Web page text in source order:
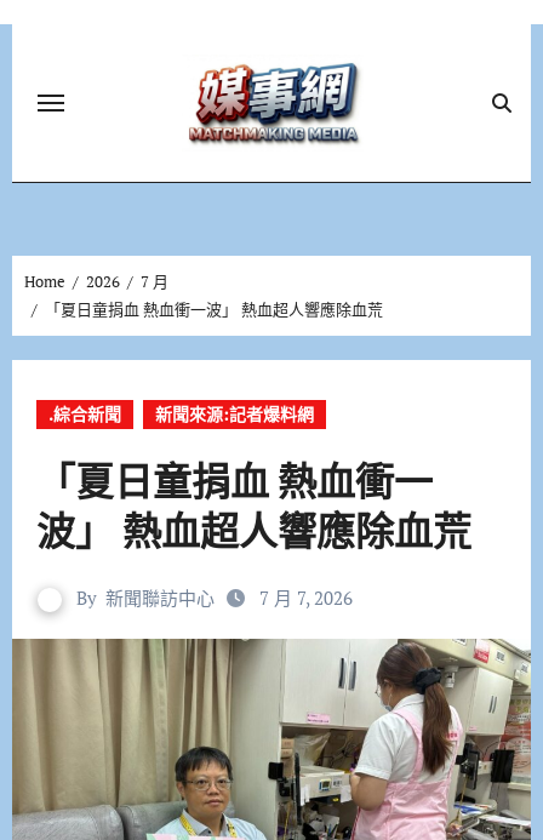
Home 2026
7 月
「夏日童捐血 熱血衝一波」 熱血超人響應除血荒
.綜合新聞 新聞來源:記者爆料網
「夏日童捐血 熱血衝一
波」 熱血超人響應除血荒
By 新聞聯訪中心 7 月 7, 2026